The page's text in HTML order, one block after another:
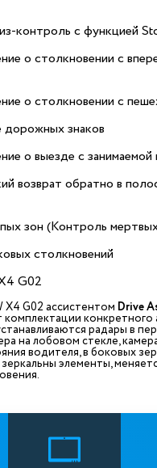
контроль c функцией
о столкновении с
о столкновении с
дорожных знаков
о выезде с занимаемой
возврат обратно в
зон (Контроль
столкновений
G02
G02 ассистентом Drive
комплектации конкретного
радары в
на лобовом стекле,
водителя, в боковых
элементы,